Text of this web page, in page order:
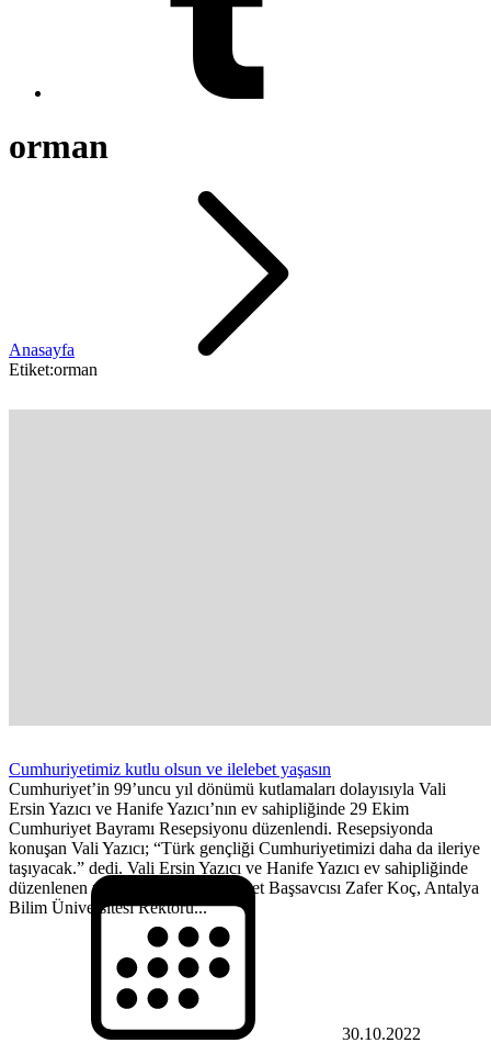
orman
Anasayfa
Etiket:orman
Cumhuriyetimiz kutlu olsun ve ilelebet yaşasın
Cumhuriyet’in 99’uncu yıl dönümü kutlamaları dolayısıyla Vali
Ersin Yazıcı ve Hanife Yazıcı’nın ev sahipliğinde 29 Ekim
Cumhuriyet Bayramı Resepsiyonu düzenlendi. Resepsiyonda
konuşan Vali Yazıcı; “Türk gençliği Cumhuriyetimizi daha da ileriye
taşıyacak.” dedi. Vali Ersin Yazıcı ve Hanife Yazıcı ev sahipliğinde
düzenlenen resepsiyona, Cumhuriyet Başsavcısı Zafer Koç, Antalya
Bilim Üniversitesi Rektörü...
30.10.2022